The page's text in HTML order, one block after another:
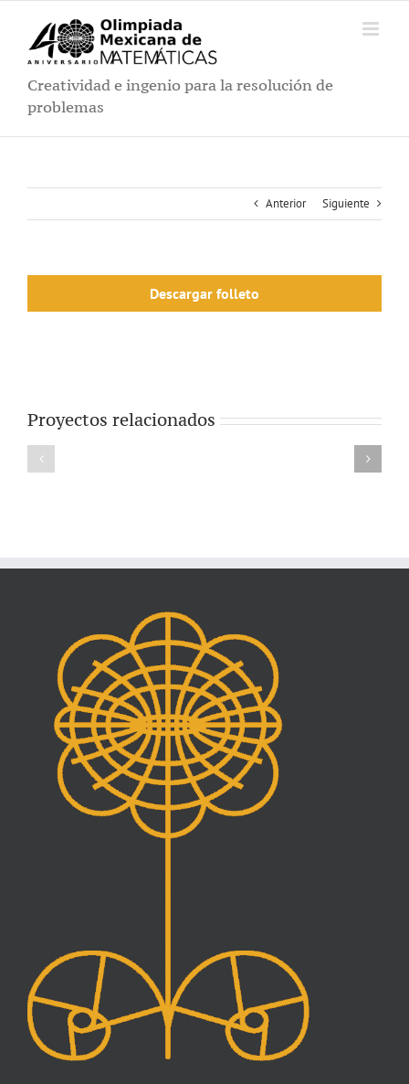
contenido
Creatividad e ingenio para la resolución de
problemas
Anterior Siguiente
Descargar folleto
Proyectos relacionados